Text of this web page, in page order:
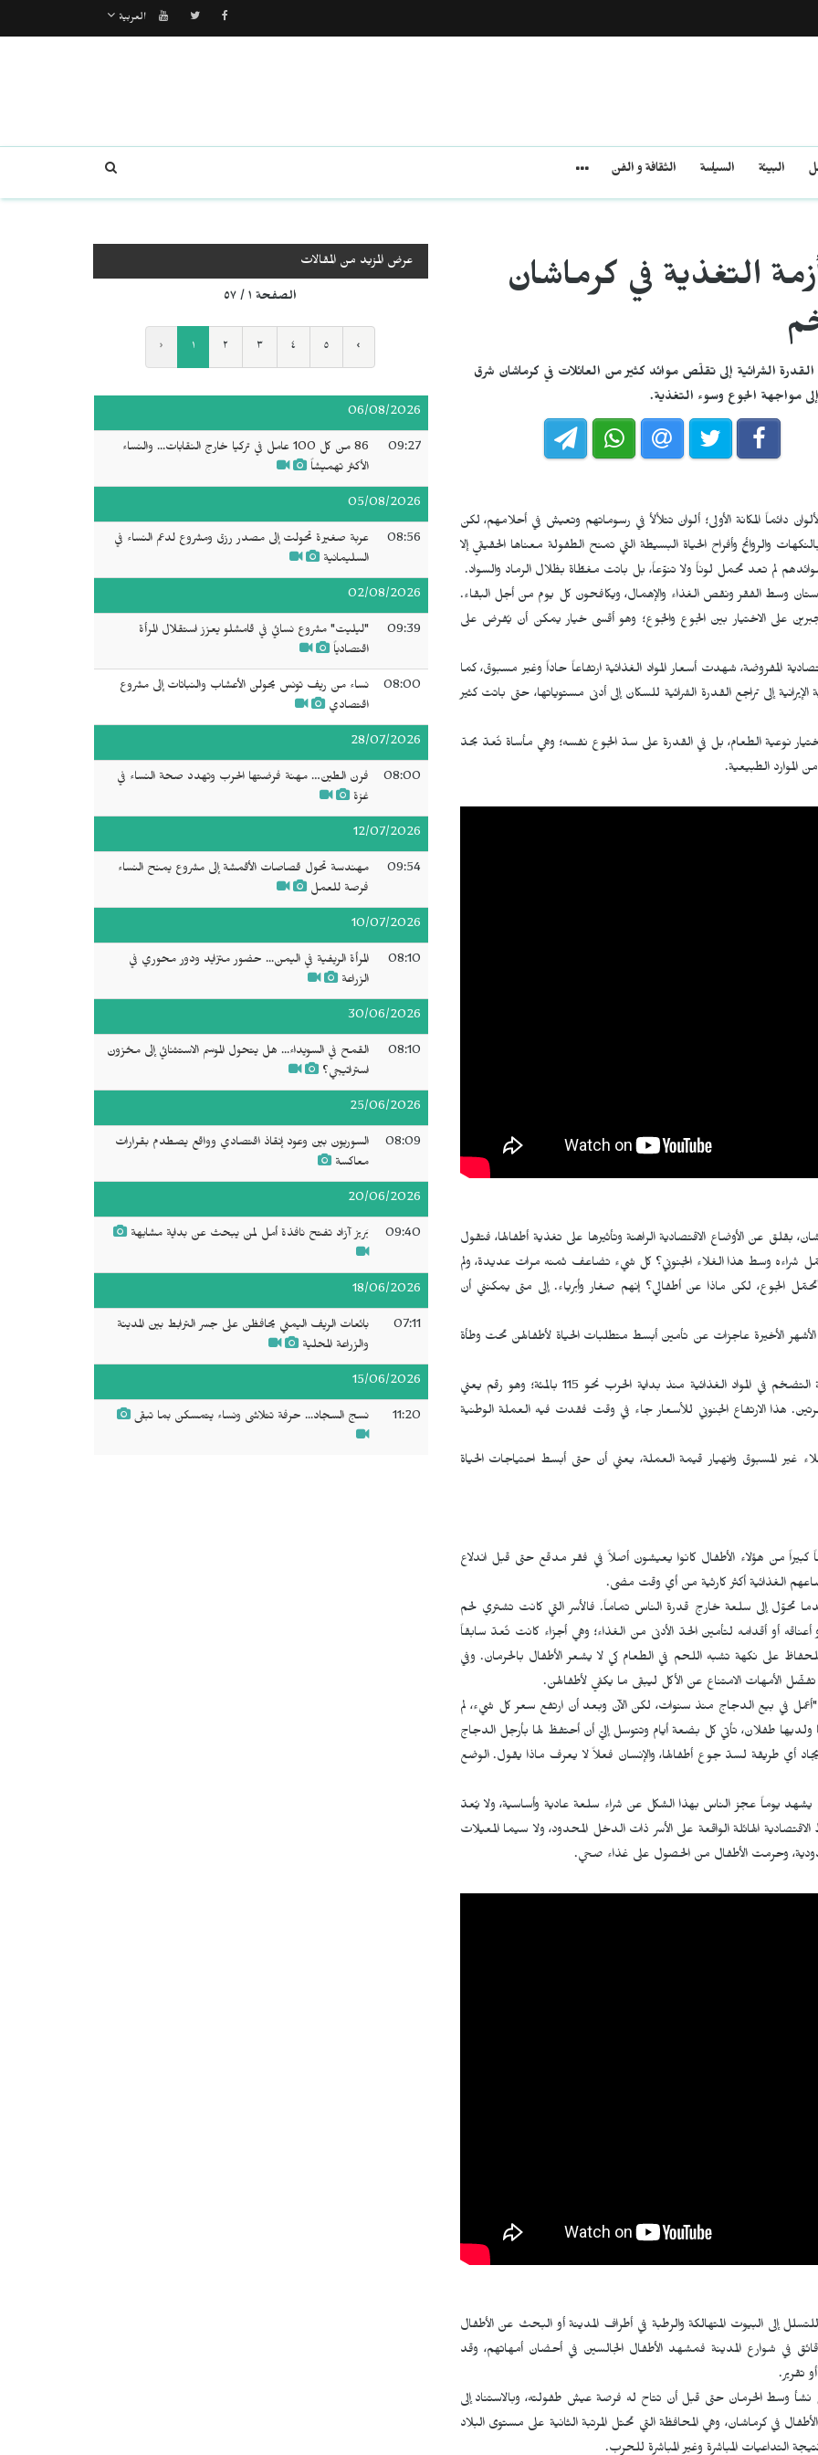
العربية
البيئة السياسة الثقافة و الفن
التغذية في كرماشان
في القدرة الشرائية إلى تقلّص موائد كثير من العائلات في كرماشان شرق
مواجهة الجوع وسوء التغذية.
دائماً المكانة الأولى؛ ألوان تتلألأ في رسوماتهم وتعيش في أحلامهم، لكن
والروائح وأفراح الحياة البسيطة التي تمنح الطفولة معناها الحقيقي إلا
لم تعد تحمل لوناً ولا تنوّعاً، بل باتت مغطّاة بظلال الرماد والسواد.
وسط الفقر ونقص الغذاء والإهمال، ويكافحون كل يوم من أجل البقاء.
على الاختيار بين الجوع والجوع؛ وهو أقسى خيار يمكن أن يُفرض على
المفروضة، شهدت أسعار المواد الغذائية ارتفاعاً حاداً وغير مسبوق، كما
إلى تراجع القدرة الشرائية للسكان إلى أدنى مستوياتها، حتى باتت كثير
نوعية الطعام، بل في القدرة على سدّ الجوع نفسه؛ وهي مأساة تُعدّ بحدّ
الموارد الطبيعية.
بقلق عن الأوضاع الاقتصادية الراهنة وتأثيرها على تغذية أطفالها، فتقول
كيف يمكنني تحمّل شراءه وسط هذا الغلاء الجنوني؟ كل شيء تضاعف ثمنه مرات عديدة، ولم
الجوع، لكن ماذا عن أطفالي؟ إنهم صغار وأبرياء. إلى متى يمكنني أن
الأخيرة عاجزات عن تأمين أبسط متطلبات الحياة لأطفالهن تحت وطأة
وبحسب البيانات الصادرة عن مركز الإحصاء الإيراني، بلغت نسبة التضخم في المواد الغذائية منذ بداية الحرب نحو 115 بالمئة؛ وهو رقم يعني
هذا الارتفاع الجنوني للأسعار جاء في وقت فقدت فيه العملة الوطنية
غير المسبوق وانهيار قيمة العملة، يعني أن حتى أبسط احتياجات الحياة
كبيراً من هؤلاء الأطفال كانوا يعيشون أصلاً في فقر مدقع حتى قبل اندلاع
الغذائية أكثر كارثية من أي وقت مضى.
تحوّل إلى سلعة خارج قدرة الناس تماماً. فالأسر التي كانت تشتري لحم
أو أقدامه لتأمين الحدّ الأدنى من الغذاء؛ وهي أجزاء كانت تُعدّ سابقاً
على نكهة تشبه اللحم في الطعام كي لا يشعر الأطفال بالحرمان. وفي
الأمهات الامتناع عن الأكل ليبقى ما يكفي لأطفالهن.
في بيع الدجاج منذ سنوات، لكن الآن وبعد أن ارتفع سعر كل شيء، لم
طفلان، تأتي كل بضعة أيام وتتوسل إليّ أن أحتفظ لها بأرجل الدجاج
أي طريقة لسدّ جوع أطفالها، والإنسان فعلاً لا يعرف ماذا يقول. الوضع
يشهد يوماً عجز الناس بهذا الشكل عن شراء سلعة عادية وأساسية، ولا يُعدّ
الهائلة الواقعة على الأسر ذات الدخل المحدود، ولا سيما المعيلات
وحرمت الأطفال من الحصول على غذاء صحي.
إلى البيوت المتهالكة والرطبة في أطراف المدينة أو البحث عن الأطفال
في شوارع المدينة فمشهد الأطفال الجالسين في أحضان أمهاتهم، وقد
تقرير.
نشأ وسط الحرمان حتى قبل أن تتاح له فرصة عيش طفولته، وبالاستناد إلى
في كرماشان، وهي المحافظة التي تحتل المرتبة الثانية على مستوى البلاد
التداعيات المباشرة وغير المباشرة للحرب.
عرض المزيد من المقالات
الصفحة ١ / ٥٧
‹ ١ ٢ ٣ ٤ ٥ ›
06/08/2026
09:27
86 من كل 100 عامل في تركيا خارج النقابات... والنساء
الأكثر تهميشاً
05/08/2026
08:56
عربة صغيرة تحولت إلى مصدر رزق ومشروع لدعم النساء في
السليمانية
02/08/2026
09:39
"ليليت" مشروع نسائي في قامشلو يعزز استقلال المرأة
اقتصادياً
08:00
نساء من ريف تونس يحولن الأعشاب والنباتات إلى مشروع
اقتصادي
28/07/2026
08:00
فرن الطين… مهنة فرضتها الحرب وتهدد صحة النساء في
غزة
12/07/2026
09:54
مهندسة تحول قصاصات الأقمشة إلى مشروع يمنح النساء
فرصة للعمل
10/07/2026
08:10
المرأة الريفية في اليمن... حضور متزايد ودور محوري في
الزراعة
30/06/2026
08:10
القمح في السويداء... هل يتحول الموسم الاستثنائي إلى مخزون
استراتيجي؟
25/06/2026
08:09
السوريون بين وعود إنقاذ اقتصادي وواقع يصطدم بقرارات
معاكسة
20/06/2026
09:40 بَريز آزاد تفتح نافذة أمل لمن يبحث عن بداية مشابهة
18/06/2026
07:11
بائعات الريف اليمني يحافظن على جسر الترابط بين المدينة
والزراعة المحلية
15/06/2026
11:20 نسج السجاد... حرفة تتلاشى ونساء يتمسكن بما تبقى